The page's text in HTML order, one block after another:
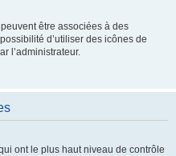
être associées à des
d’utiliser des icônes de
l’administrateur.
ont le plus haut niveau de contrôle